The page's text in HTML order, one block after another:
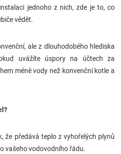
jednoho z nich, zde je to, co
vědět.
ale z dlouhodobého hlediska
uvážíte úspory na účtech za
méně vody než konvenční kotle a
že předává teplo z vyhořelých plynů
vašeho vodovodního řádu.